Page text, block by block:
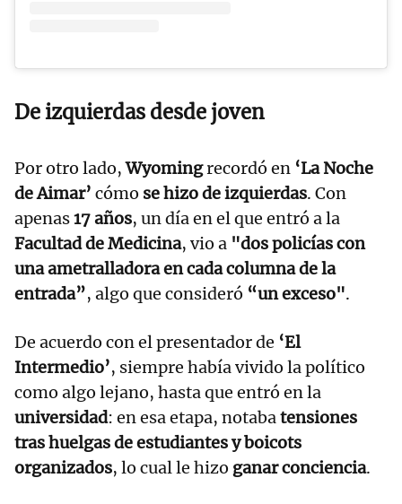
De izquierdas desde joven
Por otro lado,Wyomingrecordó en ‘La Noche
de Aimar’ cómo se hizo de izquierdas. Con
apenas17 años, un día en el que entró a la
Facultad de Medicina, vio a "dos policías con
una ametralladora en cada columna de la
entrada”, algo que consideró “un exceso".
De acuerdo con el presentador de ‘El
Intermedio’, siempre había vivido la político
como algo lejano, hasta que entró en la
universidad: en esa etapa, notabatensiones
tras huelgas de estudiantes y boicots
organizados, lo cual le hizo ganar conciencia.